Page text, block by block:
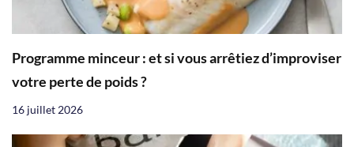
Programme minceur : et si vous arrêtiez d’improviser
votre perte de poids ?
16 juillet 2026